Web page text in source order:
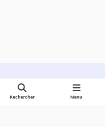
Rechercher Menu